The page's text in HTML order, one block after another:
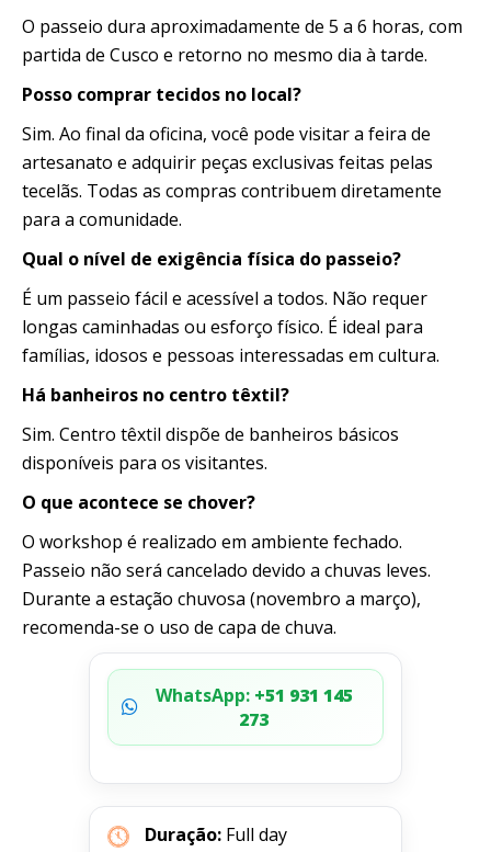
O passeio dura aproximadamente de 5 a 6 horas, com
partida de Cusco e retorno no mesmo dia à tarde.
Posso comprar tecidos no local?
Sim. Ao final da oficina, você pode visitar a feira de
artesanato e adquirir peças exclusivas feitas pelas
tecelãs. Todas as compras contribuem diretamente
para a comunidade.
Qual o nível de exigência física do passeio?
É um passeio fácil e acessível a todos. Não requer
longas caminhadas ou esforço físico. É ideal para
famílias, idosos e pessoas interessadas em cultura.
Há banheiros no centro têxtil?
Sim. Centro têxtil dispõe de banheiros básicos
disponíveis para os visitantes.
O que acontece se chover?
O workshop é realizado em ambiente fechado.
Passeio não será cancelado devido a chuvas leves.
Durante a estação chuvosa (novembro a março),
recomenda-se o uso de capa de chuva.
WhatsApp:+51 931 145
273
Duração: Full day